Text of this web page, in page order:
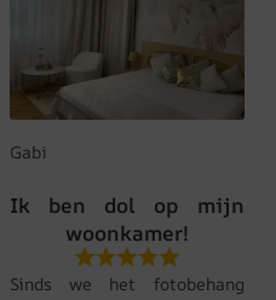
Gabi
Ik ben dol op mijn
woonkamer!
Sinds we het fotobehang